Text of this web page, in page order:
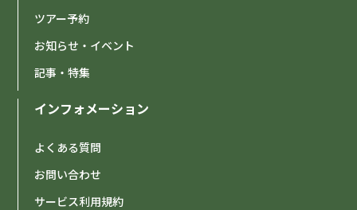
ツアー予約
お知らせ・イベント
記事・特集
インフォメーション
よくある質問
お問い合わせ
サービス利用規約